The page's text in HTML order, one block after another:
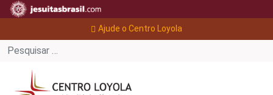
Ajude o Centro Loyola